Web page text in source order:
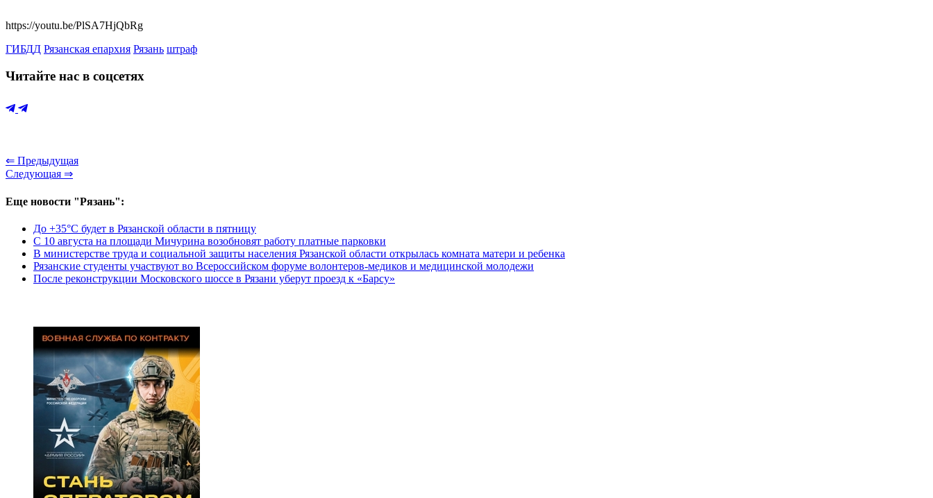
https://youtu.be/PlSA7HjQbRg
ГИБДД Рязанская епархия Рязань штраф
Читайте нас в соцсетях
⇐ Предыдущая
Следующая ⇒
Еще новости "Рязань":
До +35°С будет в Рязанской области в пятницу
С 10 августа на площади Мичурина возобновят работу платные парковки
В министерстве труда и социальной защиты населения Рязанской области открылась комната матери и ребенка
Рязанские студенты участвуют во Всероссийском форуме волонтеров-медиков и медицинской молодежи
После реконструкции Московского шоссе в Рязани уберут проезд к «Барсу»